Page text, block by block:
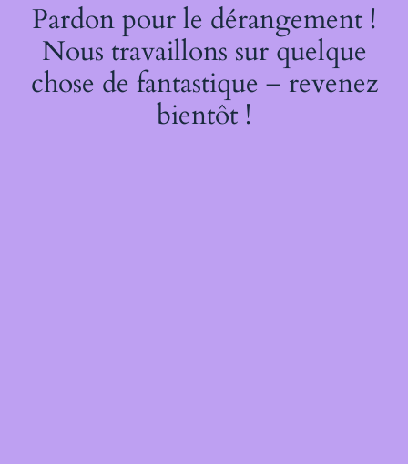
Pardon pour le dérangement !
Nous travaillons sur quelque
chose de fantastique – revenez
bientôt !